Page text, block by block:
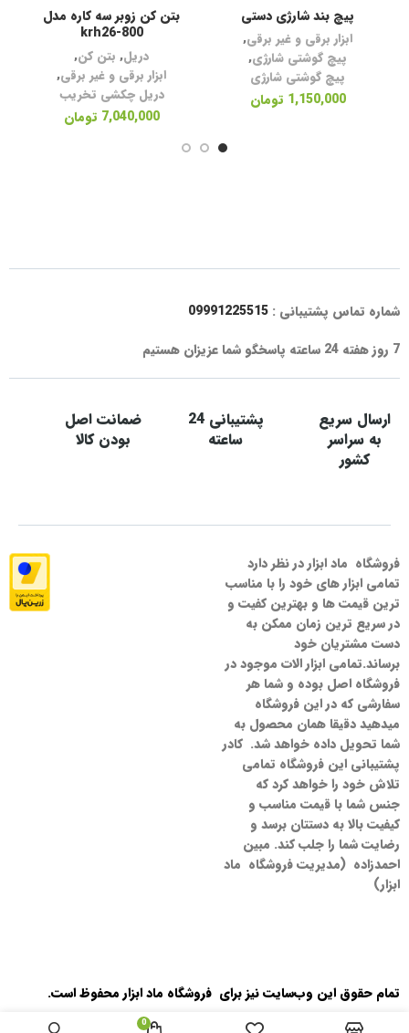
پیچ بند شارژی دستی
ابزار برقی و غیر برقی,
پیچ گوشتی شارژی,
پیچ گوشتی شارژی
1,150,000 تومان
بتن کن زوبر سه کاره مدل
krh26-800
دریل, بتن کن,
ابزار برقی و غیر برقی,
دریل چکشی تخریب
7,040,000 تومان
شماره تماس پشتیبانی : 09991225515
7 روز هفته 24 ساعته پاسخگو شما عزیزان هستیم
ارسال سریع
به سراسر
کشور
پشتیبانی 24
ساعته
ضمانت اصل
بودن کالا
فروشگاه ماد ابزار در نظر دارد
تمامی ابزار های خود را با مناسب
ترین قیمت ها و بهترین کفیت و
در سریع ترین زمان ممکن به
دست مشتریان خود
برساند.تمامی ابزار الات موجود در
فروشگاه اصل بوده و شما هر
سفارشی که در این فروشگاه
میدهید دقیقا همان محصول به
شما تحویل داده خواهد شد. کادر
پشتیبانی این فروشگاه تمامی
تلاش خود را خواهد کرد که
جنس شما با قیمت مناسب و
کیفیت بالا به دستتان برسد و
رضایت شما را جلب کند. مبین
احمدزاده (مدیریت فروشگاه ماد
ابزار)
تمام حقوق اين وب‌سايت نیز برای فروشگاه ماد ابزار محفوظ است.
0